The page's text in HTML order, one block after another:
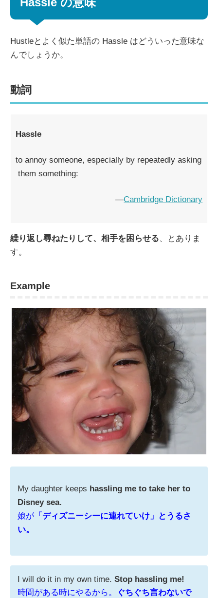
Hustleとよく似た単語の Hassle はどういった意味な
んでしょうか。
動詞
Hassle
to annoy someone, especially by repeatedly asking
them something:
―Cambridge Dictionary
繰り返し尋ねたりして、相手を困らせる、とありま
す。
Example
My daughter keeps hassling me to take her to
Disney sea.
娘が「ディズニーシーに連れていけ」とうるさ
い。
I will do it in my own time. Stop hassling me!
時間がある時にやるから。
ぐちぐち言わないで